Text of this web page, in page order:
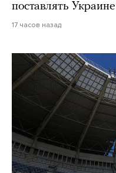
поставлять
17 часов назад